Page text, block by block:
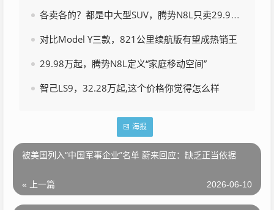
各卖各的？都是中大型SUV，腾势N8L只卖29.98万起
对比Model Y三款，821公里续航版有望成热销王
29.98万起，腾势N8L定义“家庭移动空间”
智己LS9，32.28万起,这个价格你觉得怎么样
海报
被美国列入“中国军事企业”名单 蔚来回应：缺乏正当依据
« 上一篇 2026-06-10